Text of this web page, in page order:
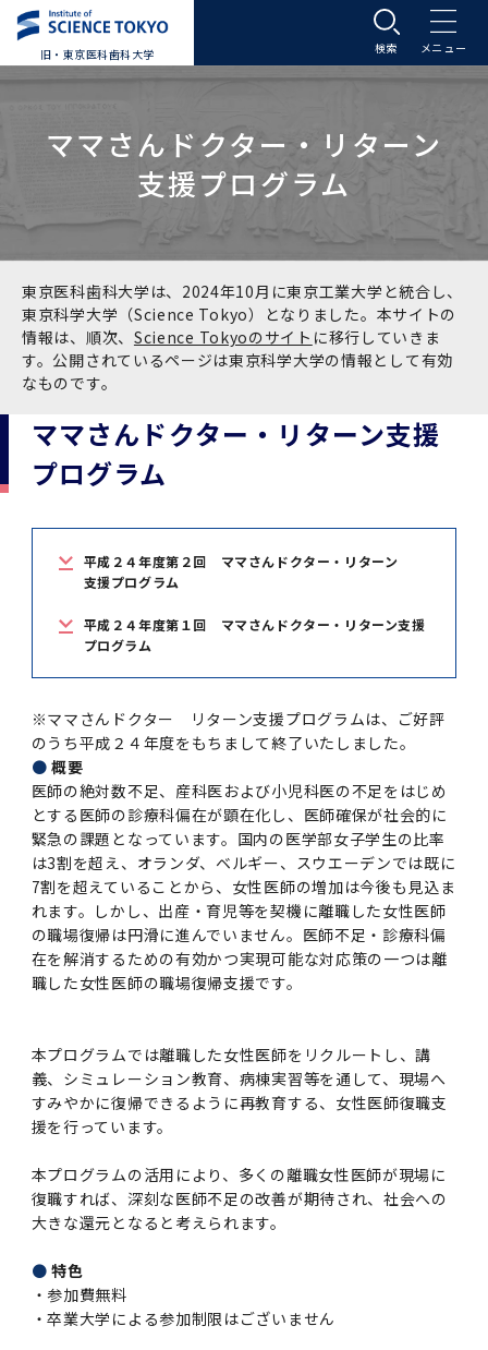
旧・東京医科歯科大学
大学案内トップ
学長メッセージ
基本理念・沿革
基本理念・沿革トップ
沿革
建物沿革
歴代校長及び学長
学生歌
ブランド
東京医科歯科大学の特色
学問と教育の聖地 湯島に建つ東京医科歯科大
学
教育について
研究について
医療について
東京医科歯科大学の誓い
世界大学ランキング
アクセストップ
キャンパスマップ
運営組織
運営組織トップ
大学組織一覧
学長・役員
副学長
理事･監事
役員会
経営協議会
教育研究評議会
広報誌・刊行物
広報誌・刊行物トップ
大学紹介動画
大学紹介動画トップ
大学紹介動画
キャンパスライフ編
留学制度編
多職種連携教育編
学長×歯学部学生懇談
大学概要（冊子）
統合報告書
広報誌
広報誌トップ
広報誌「Bloom! 医科歯科大」
学内向け広報誌「TMDUニュース」
大学案内 【受験生向け】（冊子）
写真で綴る 東京医科歯科大学
第1回『学びの地』
第3回『知と癒しの匠の創造者たち』
大学の計画と評価
大学の計画と評価トップ
大学評価の制度について
大学評価の制度についてトップ
概説
１．国立大学法人評価
２．大学認証評価
1-1．第４期中期目標・中期計画等について【6
年間】
1-1．第４期中期目標・中期計画等について【6
年間】トップ
第１期 中期目標・中期計画等について
第３期中期目標・中期計画等について
1-2.年度計画・年度評価等について【第1期～
第3期】
1-2.年度計画・年度評価等について【第1期～
第3期】トップ
（第１期中期目標期間中）年度計画、年度評価
等について
（第２期中期目標期間中）年度計画・年度評価
（第３期中期目標期間中）年度計画・年度評価
2．認証評価
4．指定国立大学法人構想に関する進捗状況に
ついて
関連リンク先
四大学連合
四大学連合トップ
四大学連合憲章等
四大学連合憲章等トップ
四大学連合憲章
「大学院学生の教育研究交流」に関する協定書
目
「複合領域コース｣｢編入学｣及び｢複数学士号｣
に関する協定書
「複合領域コース」の履修者に係る「編入学」
及び「複数学士号」に関する実施細目
複合領域コース(四大学共通)
複合領域コース(四大学共通)トップ
複合領域コースについて
編入学制度について（複数学士号）
複合領域コース（東京医科歯科大学）
三大学連合（外部サイト）
大学）
情報公開・個人情報
情報公開・個人情報トップ
情報公開制度
個人情報保護制度
統合報告書
統計データ
東京医科歯科大学規則集
その他の情報公開
東京医科歯科大学ＳＤＧｓ推進宣言
男性職員の育児休業等取得推進宣言
ダイバーシティ
ダイバーシティトップ
ジョン推進宣言等
東京医科歯科大学ダイバーシティ＆インクルー
ジョン推進宣言等トップ
東京医科歯科大学ダイバーシティ＆インクルー
ジョン推進宣言／基本方針／アクション・プラ
女性活躍推進法による一般事業主行動計画
ダイバーシティ・インクルージョン室
わくわく保育園（学内保育施設）
コンプライアンス・ハラスメント
ハラスメントへの対応について
入学案内
入学案内トップ
大学案内
学部受験生向け「大学案内」（冊子）
学部入学案内トップ
アドミッション・ポリシー
入試制度
入試制度トップ
学部入試の変更点（予告）
入試データ
これまでの学部入試変更点
学部などについて
学部などについてトップ
ILA国府台
医学部
歯学部
生体材料工学研究所
国際交流サイト
研究テーマ検索システム
学生生活などについて
学生生活などについてトップ
授業料・入学料・検定料
奨学金について
入学料・授業料の免除・徴収猶予について
学生寮について
学生保険制度について
卒業後の進路データ
イベント
イベントトップ
オープンキャンパス
医学部医学科サマープログラム
オンライン個別進学相談
入試説明会
キャンパス見学 ※現在は受け付けておりませ
ん
資料請求
合格発表
試験問題及び解答例等の公表
大学院入学案内
大学院入学案内トップ
募集要項
募集要項トップ
医歯学総合研究科
保健衛生学研究科
FAQ
医歯学総合研究科博士課程 国際連携専攻（ジ
ョイント・ディグリープログラム：JDP）
WEB出願
アドミッション・ポリシー
過去の試験問題・入試データ
TOEFL-ITP試験結果（スコアレポート）の返
却について
大学院入学希望者向け入試説明会
学費・入学金・奨学金について
学費・入学金・奨学金についてトップ
奨学金について
入学料・授業料の免除・徴収猶予について
大学院医歯学総合研究科生体検査科学講座
研究テーマ検索システム
お問い合わせ
聴講生・科目等履修生および大学院研究生募集
聴講生・科目等履修生および大学院研究生募集
トップ
医学部
歯学部
生体材料工学研究所
難治疾患研究所
大学院研究生
大学院保健衛生学研究科
入学に関するお問い合わせ窓口
学生生活
学生生活トップ
Science Tokyo SPRING (医歯学系)
今後の博士学生向け支援制度について
令和8年度（2026年度）総合知と癒しの次世代
フロントランナー育成プログラム Science
Tokyo Post-SPRING(医歯学系)春募集につい
令和7年度（2025年度）「総合知と癒しの次世
Tokyo SPRING(医歯学系)」対象学生の春募集
について
Call for Applications to Science Tokyo
Post-SPRING（MD）Program for the 2026
Academic Year by Eligible Students
(*Spring admission)
Call for Applications to Science Tokyo
SPRING（MD）Program for the 2025
令和７年度（２０２５年度）総合知と癒しの次
世代フロントランナー育成プログラム（医歯学
（旧TMDU卓越大学院生制度）対象学生（秋入
学対象）の募集について
Call for Applications to Science Tokyo
SPRING（MD）Program for the 2024
Academic Year by Eligible Students
Science Tokyo BOOST (医歯学系)トップ
令和8年度（2026年度）トップレベルAI研究の
ための共創型エキスパート人材育成プログラム
対象学生（Science Tokyo BOOST（医歯学
令和7年度トップレベルAI研究のための共創型
歯学系-BOOST生）の募集について
令和６年度（2024年度）TMDUトップレベル
AI研究のための共創型エキスパート人材育成プ
ログラム 対象学生（TMDU-BOOST生）の募
集について
CS（クリニシャン・サイエンティスト）養成支
CS（クリニシャン・サイエンティスト）養成支
援制度トップ
令和８年度（2026年度）CS（クリニシャン・
サイエンティスト）養成支援制度の募集につい
Call for Applications for the Clinician
Scientist (CS) Training Support Program
for Academic Year 2026
授業・カリキュラム
授業・カリキュラムトップ
四大学連合･複合領域コース
教育要項（学部シラバス）
履修要項（大学院シラバス）
保健衛生学研究科科目等履修生について
入学料・授業料・奨学金
入学料・授業料・奨学金トップ
授業料・入学料・検定料
授業料・入学料・検定料トップ
授業料・入学料・検定料
入学料・授業料免除・徴収猶予について
(Admission & Tuition
Exemption/Deferment)
奨学金について
入学料・授業料免除・徴収猶予について
(Admission & Tuition
Exemption/Deferment)
入学料・授業料免除・徴収猶予について
(Admission & Tuition
Exemption/Deferment)トップ
請について（Admission Fee
Exemption&Admission Fee Deferment）
た。
高等教育の修学支援制度
奨学金について
奨学金についてトップ
日本学生支援機構
財団法人・地方公共団体等奨学金
2025年度国立大学臨床検査学系博士後期課程
優秀賞募集について
日本学生支援機構
留学情報
学生生活サポート
学生生活サポートトップ
アルバイトについて
アパート等の紹介
学生保険制度について
国民年金について
学生相談窓口
ピアサポーター
証明書関係トップ
障がいのある学生サポート
各種支援制度
就職・キャリア支援
就職・キャリア支援トップ
企業・官公庁・医療機関の皆様へ
在学生向け
在学生向けトップ
学校推薦・求人情報について
学外就職支援イベント
新型コロナウイルス感染症に伴うお知らせ
卒業後の進路及び卒業者数
サークル・学園祭
サークル・学園祭トップ
お茶の水祭
施設利用
施設利用トップ
保健管理センター
学生・女性支援センター
フィットネスルーム・売店
ボランティア
情報システム
台風等の自然災害や交通機関運休による休講措
置（湯島地区）Class Cancellation Measures
due to Natural Disasters, such as
Typhoons, and Transportation
Cancellation (for the Yushima area)
教育研究組織等
教育研究組織等トップ
教育理念トップ
ポリシー
ポリシートップ
医学部（医学科･保健衛生学科）
歯学部（歯学科･口腔保健学科）
大学院医歯学総合研究科
大学院保健衛生学研究科
医学部（医学科･保健衛生学科）
医学部（医学科･保健衛生学科）トップ
医学科
保健衛生学科 【看護学専攻】
保健衛生学科 【検査技術学専攻】
歯学部（歯学科･口腔保健学科）
歯学部（歯学科･口腔保健学科）トップ
歯学科
口腔保健学科【口腔保健衛生学専攻】
口腔保健学科【口腔保健工学専攻】
大学院医歯学総合研究科
大学院医歯学総合研究科トップ
修士課程 医歯理工保健学専攻
修士課程 医歯理工保健学専攻【医療管理政策
学（MMA）コース】
博士課程 医歯学専攻
博士課程 生命理工医療科学専攻
大学院保健衛生学研究科
大学院保健衛生学研究科トップ
博士課程看護先進科学専攻
博士課程共同災害看護学専攻
医学部（医学科･保健衛生学科）
歯学部（歯学科･口腔保健学科）
教養部
教養部トップ
公開講座・公開シンポジウム・講演会等のお知
らせ
ILA国府台担当教員一覧
大学院医歯学総合研究科
大学院医歯学総合研究科トップ
修士課程 医歯理工保健学専攻
修士課程 医歯理工保健学専攻トップ
概要
分野構成
ス）
修士課程 医歯理工保健学専攻【医療管理政策
学（MMA）コース】
修士課程 医歯理工保健学専攻 グローバルヘル
スリーダー養成 (MPH) コース
博士課程 医歯学専攻トップ
分野構成
医歯学総合研究科博士課程医歯学系専攻履修要
項（シラバス）
博士課程 国際連携専攻（ジョイント・ディグリ
ー・プログラム：JDP）
博士課程 生命理工医療科学専攻
博士課程 生命理工医療科学専攻トップ
概要
履修要項（大学院シラバス）
年報
大学院保健衛生学研究科
大学院保健衛生学研究科トップ
研究科長挨拶
概要
組織
教育研究分野組織、指導教員研究内容トップ
履修要項（大学院シラバス）保健衛生学研究科
統合教育機構学務企画課
設置計画履行状況報告書
寄附講座・寄附部門一覧
ジョイントリサーチ講座・ジョイントリサーチ
部門一覧
生体材料工学研究所
難治疾患研究所
高等研究院
大学病院
大学病院トップ
歯科（歯系診療部門）
スポーツサイエンス機構
統合教育機構
大学病院
医科（医系診療部門）
歯科（歯系診療部門）
研究・連携トップ
外部資金
外部資金トップ
研究費獲得支援
産学官連携
e-Rad 府省共通研究開発管理システム(外部サ
イト)
科研費電子申請システム(外部サイト)
研究助成金
AMED研究費の年間公募スケジュール(学内専
GAPファンド等の公募
研究手続きトップ
倫理審査申請システム
利益相反申告システム(学外利用時VPN必要)
臨床研究審査委員会申請システム
実験計画書のWeb申請システム(学外利用時
VPN必要)
倫理審査手続きについて
各種実験手続き例(学内専用)
研究に必要な講習会等
ES細胞/iPS細胞を使用する実験(学内専用)
特定認定再生医療等委員会
研究活動
研究活動トップ
研究情報データベース
機関リポジトリ
研究テーマ検索
research map
青い鳥広場(学内専用)
研究組織
研究組織トップ
若手研究者支援センター（YISC）
重点研究領域
統合研究機構・統合イノベーション推進機構
各種センター
取り組み・規制
取り組み・規制トップ
研究不正の防止
研究不正等の公表について
安全保障輸出管理(学内専用)
臨床研究法における臨床研究の利益相反管理に
特定認定再生医療等委員会
事務部
事務部トップ
各種お問い合わせ先(事務部)
国際交流
企業・研究者・一般の方
アクセス 学内サイト EN
ママさんドクター・リターン
支援プログラム
東京医科歯科大学は、2024年10月に東京工業大学と統合し、
東京科学大学（Science Tokyo）となりました。本サイトの
情報は、順次、 Science Tokyoのサイト に移行していきま
す。公開されているページは東京科学大学の情報として有効
なものです。
ママさんドクター・リターン支援
プログラム
平成２４年度第２回 ママさんドクター・リターン
支援プログラム
平成２４年度第１回 ママさんドクター・リターン支援
プログラム
※ママさんドクター リターン支援プログラムは、ご好評
のうち平成２４年度をもちまして終了いたしました。
●概要
医師の絶対数不足、産科医および小児科医の不足をはじめ
とする医師の診療科偏在が顕在化し、医師確保が社会的に
緊急の課題となっています。国内の医学部女子学生の比率
は3割を超え、オランダ、ベルギー、スウエーデンでは既に
7割を超えていることから、女性医師の増加は今後も見込ま
れます。しかし、出産・育児等を契機に離職した女性医師
の職場復帰は円滑に進んでいません。医師不足・診療科偏
在を解消するための有効かつ実現可能な対応策の一つは離
職した女性医師の職場復帰支援です。
本プログラムでは離職した女性医師をリクルートし、講
義、シミュレーション教育、病棟実習等を通して、現場へ
すみやかに復帰できるように再教育する、女性医師復職支
援を行っています。
本プログラムの活用により、多くの離職女性医師が現場に
復職すれば、深刻な医師不足の改善が期待され、社会への
大きな還元となると考えられます。
●特色
・参加費無料
・卒業大学による参加制限はございません